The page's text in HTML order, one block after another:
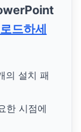
드하세
의 설치 패
한 시점에